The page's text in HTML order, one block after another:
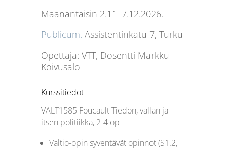
Maanantaisin 2.11–7.12.2026.
Publicum. Assistentinkatu 7, Turku
Opettaja: VTT, Dosentti Markku
Koivusalo
Kurssitiedot
VALT1585 Foucault Tiedon, vallan ja
itsen politiikka, 2-4 op
Valtio-opin syventävät opinnot (S1.2,